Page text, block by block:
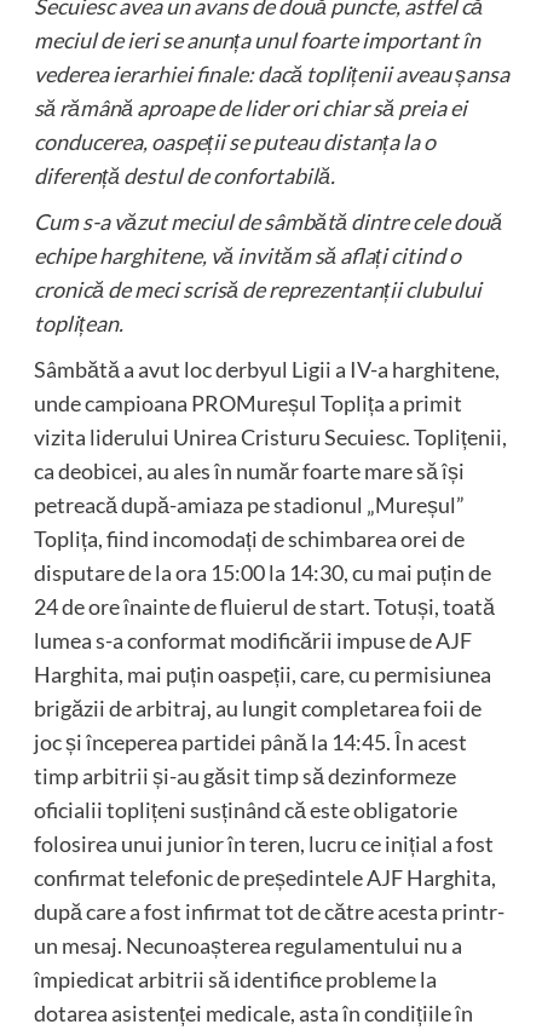
Secuiesc avea un avans de două puncte, astfel că
meciul de ieri se anunța unul foarte important în
vederea ierarhiei finale: dacă toplițenii aveau șansa
să rămână aproape de lider ori chiar să preia ei
conducerea, oaspeții se puteau distanța la o
diferență destul de confortabilă.
Cum s-a văzut meciul de sâmbătă dintre cele două
echipe harghitene, vă invităm să aflați citind o
cronică de meci scrisă de reprezentanții clubului
toplițean.
Sâmbătă a avut loc derbyul Ligii a IV-a harghitene,
unde campioana PROMureșul Toplița a primit
vizita liderului Unirea Cristuru Secuiesc. Toplițenii,
ca deobicei, au ales în număr foarte mare să își
petreacă după-amiaza pe stadionul „Mureșul”
Toplița, fiind incomodați de schimbarea orei de
disputare de la ora 15:00 la 14:30, cu mai puțin de
24 de ore înainte de fluierul de start. Totuși, toată
lumea s-a conformat modificării impuse de AJF
Harghita, mai puțin oaspeții, care, cu permisiunea
brigăzii de arbitraj, au lungit completarea foii de
joc și începerea partidei până la 14:45. În acest
timp arbitrii și-au găsit timp să dezinformeze
oficialii toplițeni susținând că este obligatorie
folosirea unui junior în teren, lucru ce inițial a fost
confirmat telefonic de președintele AJF Harghita,
după care a fost infirmat tot de către acesta printr-
un mesaj. Necunoașterea regulamentului nu a
împiedicat arbitrii să identifice probleme la
dotarea asistenței medicale, asta în condițiile în